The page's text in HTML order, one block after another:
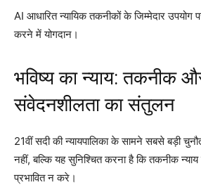
AI आधारित न्यायिक तकनीकों के जिम्मेदार उपयोग
करने में योगदान।
भविष्य का न्याय: तकनीक
संवेदनशीलता का संतुलन
21वीं सदी की न्यायपालिका के सामने सबसे बड़ी
नहीं, बल्कि यह सुनिश्चित करना है कि तकनीक
प्रभावित न करे।